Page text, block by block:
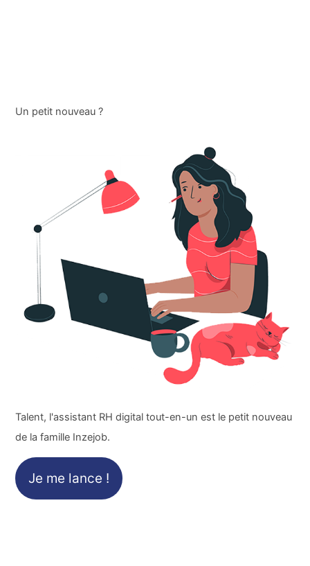
Un petit nouveau ?
Talent, l'assistant RH digital tout-en-un est le petit nouveau
de la famille Inzejob.
Je me lance !